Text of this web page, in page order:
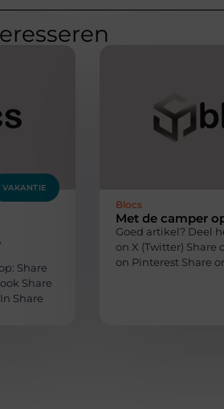
VAKANTIE
Share
Share
Share
Blocs
Met de camper
Goed artikel? Deel
on X (Twitter) Share
on Pinterest Share